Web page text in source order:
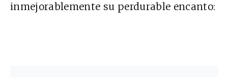
inmejorablemente su perdurable encanto: